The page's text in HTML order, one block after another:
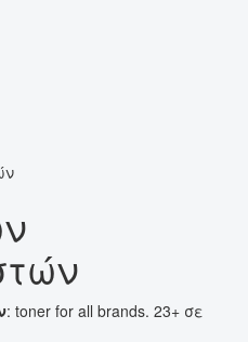
: toner for all brands. 23+ σε